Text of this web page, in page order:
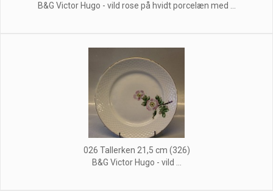
B&G Victor Hugo - vild rose på hvidt porcelæn med ...
026 Tallerken 21,5 cm (326)
B&G Victor Hugo - vild ...